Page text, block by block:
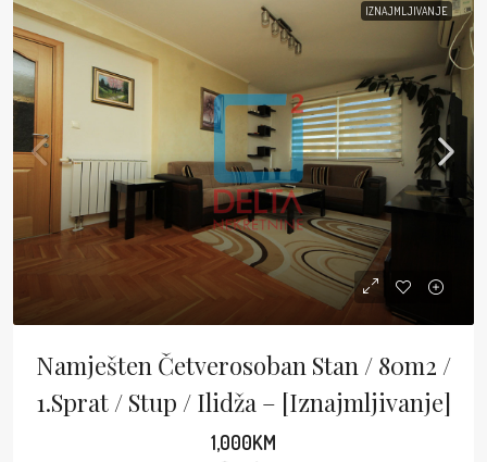
IZNAJMLJIVANJE
Namješten Četverosoban Stan / 80m2 /
1.sprat / Stup / Ilidža – [Iznajmljivanje]
1,000KM